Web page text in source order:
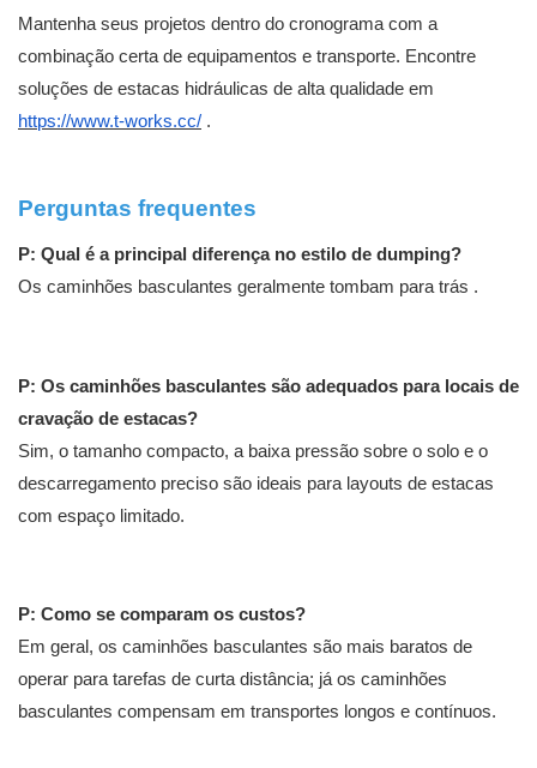
Mantenha seus projetos dentro do cronograma com a
combinação certa de equipamentos e transporte. Encontre
soluções de estacas hidráulicas de alta qualidade em
https://www.t-works.cc/ .
Perguntas frequentes
P: Qual é a principal diferença no estilo de dumping?
Os caminhões basculantes geralmente tombam para trás .
P: Os caminhões basculantes são adequados para locais de
cravação de estacas?
Sim, o tamanho compacto, a baixa pressão sobre o solo e o
descarregamento preciso são ideais para layouts de estacas
com espaço limitado.
P: Como se comparam os custos?
Em geral, os caminhões basculantes são mais baratos de
operar para tarefas de curta distância; já os caminhões
basculantes compensam em transportes longos e contínuos.